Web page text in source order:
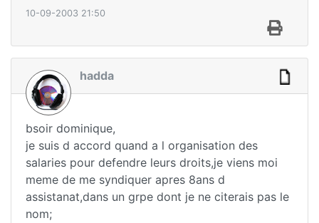
10-09-2003 21:50
hadda
bsoir dominique,
je suis d accord quand a l organisation des
salaries pour defendre leurs droits,je viens moi
meme de me syndiquer apres 8ans d
assistanat,dans un grpe dont je ne citerais pas le
nom;